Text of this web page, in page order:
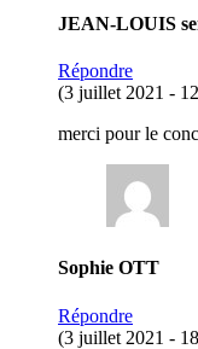
JEAN-LOUIS
Répondre
(3 juillet 2021 -
merci pour le
Sophie OTT
Répondre
(3 juillet 2021 -